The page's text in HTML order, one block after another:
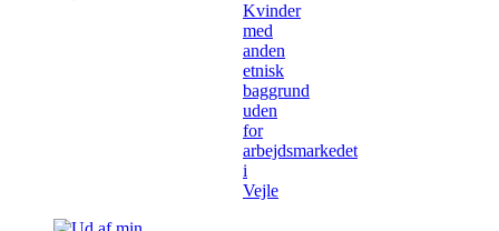
Kvinder
med
anden
etnisk
baggrund
uden
for
arbejdsmarkedet
i
Vejle